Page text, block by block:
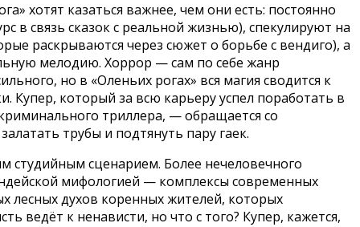
хотят казаться важнее, чем они есть: постоянно
в связь сказок с реальной жизнью), спекулируют на
раскрываются через сюжет о борьбе с вендиго), а
мелодию. Хоррор — сам по себе жанр
но в «Оленьих рогах» вся магия сводится к
Купер, который за всю карьеру успел поработать в
триллера, — обращается со
трубы и подтянуть пару гаек.
студийным сценарием. Более нечеловечного
мифологией — комплексы современных
лесных духов коренных жителей, которых
ведёт к ненависти, но что с того? Купер, кажется,